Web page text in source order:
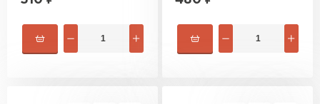
ПЕРЕЙТИ